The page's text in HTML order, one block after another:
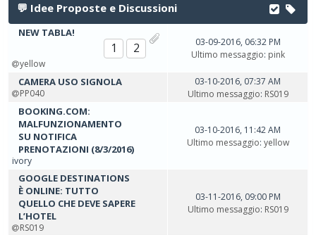
💬 Idee Proposte e Discussioni
NEW TABLA!
1 2
yellow
03-09-2016, 06:32 PM
Ultimo messaggio: pink
CAMERA USO SIGNOLA
PP040
03-10-2016, 07:37 AM
Ultimo messaggio: RS019
BOOKING.COM:
MALFUNZIONAMENTO
SU NOTIFICA
PRENOTAZIONI (8/3/2016)
ivory
03-10-2016, 11:42 AM
Ultimo messaggio: yellow
GOOGLE DESTINATIONS
È ONLINE: TUTTO
QUELLO CHE DEVE SAPERE
L’HOTEL
RS019
03-11-2016, 09:00 PM
Ultimo messaggio: RS019